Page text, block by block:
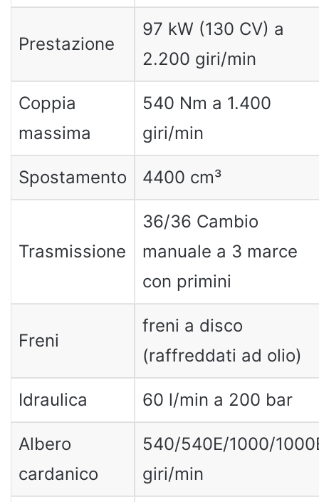
Prestazione
97 kW (130 CV) a
2.200 giri/min
Coppia
massima
540 Nm a 1.400
giri/min
Spostamento 4400 cm³
Trasmissione
36/36 Cambio
manuale a 3 marce
con primini
Freni
freni a disco
(raffreddati ad olio)
Idraulica 60 l/min a 200 bar
Albero
cardanico
540/540E/1000/
giri/min